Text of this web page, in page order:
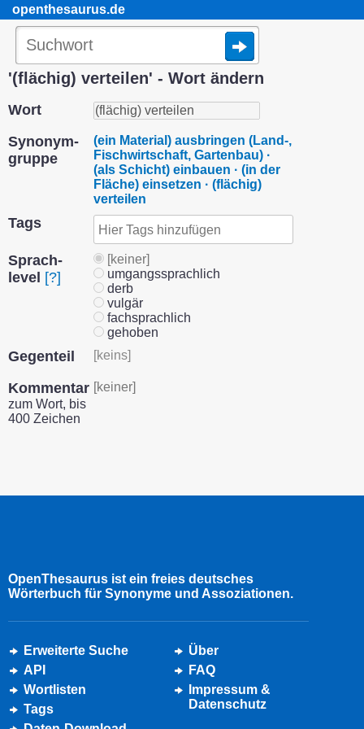
openthesaurus.de
'(flächig) verteilen' - Wort ändern
Wort
Synonym­
gruppe
(ein Material) ausbringen (Land-,
Fischwirtschaft, Gartenbau) ·
(als Schicht) einbauen · (in der
Fläche) einsetzen · (flächig)
verteilen
Tags
Sprach­
level [?]
[keiner]
umgangssprachlich
derb
vulgär
fachsprachlich
gehoben
Gegenteil [keins]
Kommentar
zum Wort, bis
400 Zeichen
[keiner]
OpenThesaurus ist ein freies deutsches
Wörterbuch für Synonyme und Assoziationen.
Erweiterte Suche
API
Wortlisten
Tags
Über
FAQ
Impressum &
Datenschutz